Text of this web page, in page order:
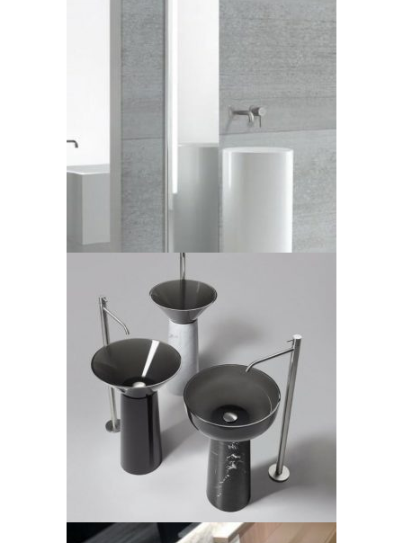
Casabath, lavabo
freestanding Minimal
LEGGI TUTTO
Antonio Lupi, lavabo
freestanding Albume
LEGGI TUTTO